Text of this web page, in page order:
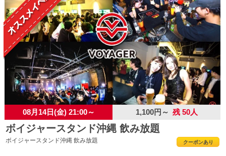
08月14日(金) 21:00～ 1,100円～ 残 50人
ボイジャースタンド沖縄 飲み放題
クーポンあり
ボイジャースタンド沖縄 飲み放題